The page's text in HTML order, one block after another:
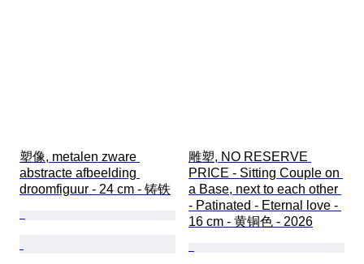
塑像, metalen zware
abstracte afbeelding
droomfiguur - 24 cm - 铸铁
雕塑, NO RESERVE
PRICE - Sitting Couple on
a Base, next to each other
- Patinated - Eternal love -
16 cm - 黄铜色 - 2026